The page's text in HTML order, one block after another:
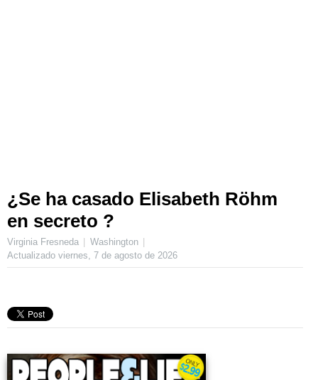
¿Se ha casado Elisabeth Röhm
en secreto ?
Virginia Fresneda
Washington
Actualizado viernes, 7 de agosto de 2026